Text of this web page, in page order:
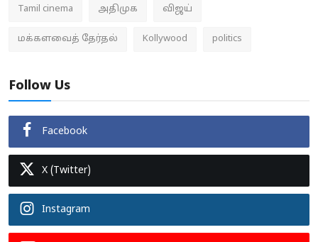
Tamil cinema அதிமுக விஜய்
மக்களவைத் தேர்தல் Kollywood politics
Follow Us
Facebook
X (Twitter)
Instagram